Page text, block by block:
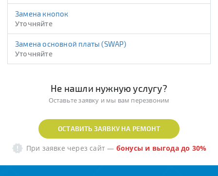
Замена кнопок
Уточняйте
Замена основной платы (SWAP)
Уточняйте
Не нашли нужную услугу?
Оставьте заявку и мы вам перезвоним
ОСТАВИТЬ ЗАЯВКУ НА РЕМОНТ
При заявке через сайт — бонусы и выгода до 30%